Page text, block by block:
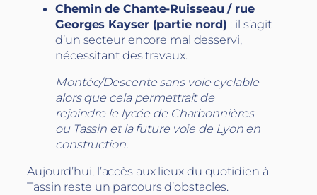
Chemin de Chante-Ruisseau / rue
Georges Kayser (partie nord) : il s’agit
d’un secteur encore mal desservi,
nécessitant des travaux.
Montée/Descente sans voie cyclable
alors que cela permettrait de
rejoindre le lycée de Charbonnières
ou Tassin et la future voie de Lyon en
construction.
Aujourd’hui, l’accès aux lieux du quotidien à
Tassin reste un parcours d’obstacles.